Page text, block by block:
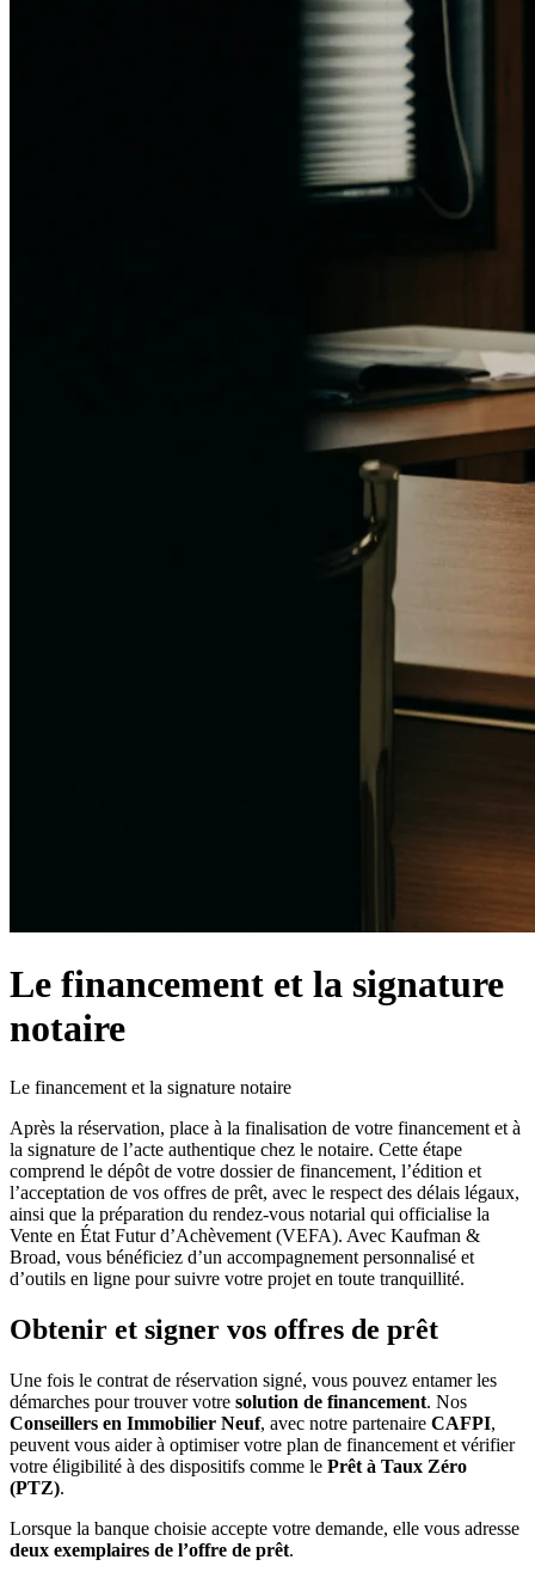
Le financement et la signature
notaire
Le financement et la signature notaire
Après la réservation, place à la finalisation de votre financement et à
la signature de l’acte authentique chez le notaire. Cette étape
comprend le dépôt de votre dossier de financement, l’édition et
l’acceptation de vos offres de prêt, avec le respect des délais légaux,
ainsi que la préparation du rendez-vous notarial qui officialise la
Vente en État Futur d’Achèvement (VEFA). Avec Kaufman &
Broad, vous bénéficiez d’un accompagnement personnalisé et
d’outils en ligne pour suivre votre projet en toute tranquillité.
Obtenir et signer vos offres de prêt
Une fois le contrat de réservation signé, vous pouvez entamer les
démarches pour trouver votre solution de financement. Nos
Conseillers en Immobilier Neuf, avec notre partenaire CAFPI,
peuvent vous aider à optimiser votre plan de financement et vérifier
votre éligibilité à des dispositifs comme le Prêt à Taux Zéro
(PTZ).
Lorsque la banque choisie accepte votre demande, elle vous adresse
deux exemplaires de l’offre de prêt.